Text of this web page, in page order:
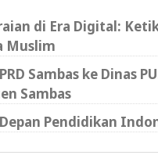
di Era Digital:
Muslim
Sambas ke Dinas
Sambas
Pendidikan